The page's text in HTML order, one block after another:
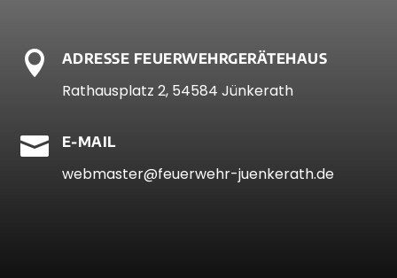
 ADRESSE FEUERWEHRGERÄTEHAUS
Rathausplatz 2, 54584 Jünkerath
 E-MAIL
webmaster@feuerwehr-juenkerath.de